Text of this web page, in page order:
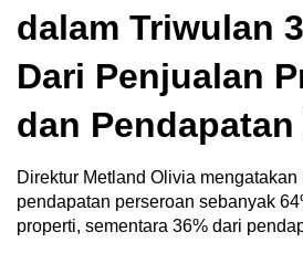
dalam Triwulan
Dari Penjualan
dan
Direktur Metland Olivia mengatakan
pendapatan perseroan sebanyak
properti, sementara 36% dari